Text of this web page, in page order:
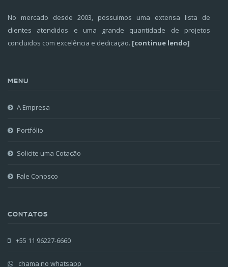
No mercado desde 2003, possuimos uma extensa lista de
clientes atendidos e uma grande quantidade de projetos
concluidos com excelência e dedicação. [continue lendo]
MENU
A Empresa
Portfólio
Solicite uma Cotação
Fale Conosco
CONTATOS
+55 11 96227-6660
chama no whatsapp